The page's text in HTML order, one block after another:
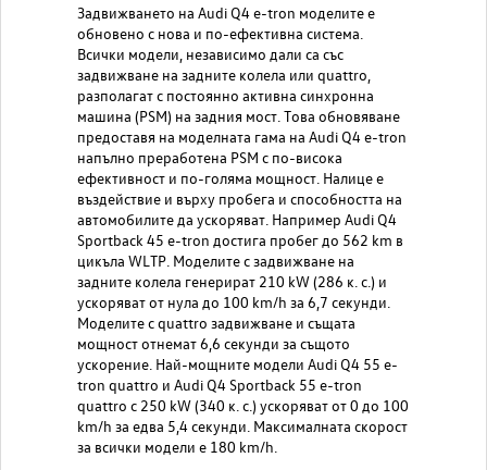
Задвижването на Audi Q4 e-tron моделите е
обновено с нова и по-ефективна система.
Всички модели, независимо дали са със
задвижване на задните колела или quattro,
разполагат с постоянно активна синхронна
машина (PSM) на задния мост. Това обновяване
предоставя на моделната гама на Audi Q4 e-tron
напълно преработена PSM с по-висока
ефективност и по-голяма мощност. Налице е
въздействие и върху пробега и способността на
автомобилите да ускоряват. Например Audi Q4
Sportback 45 e-tron достига пробег до 562 km в
цикъла WLTP. Моделите с задвижване на
задните колела генерират 210 kW (286 к. с.) и
ускоряват от нула до 100 km/h за 6,7 секунди.
Моделите с quattro задвижване и същата
мощност отнемат 6,6 секунди за същото
ускорение. Най-мощните модели Audi Q4 55 e-
tron quattro и Audi Q4 Sportback 55 e-tron
quattro с 250 kW (340 к. с.) ускоряват от 0 до 100
km/h за едва 5,4 секунди. Максималната скорост
за всички модели е 180 km/h.